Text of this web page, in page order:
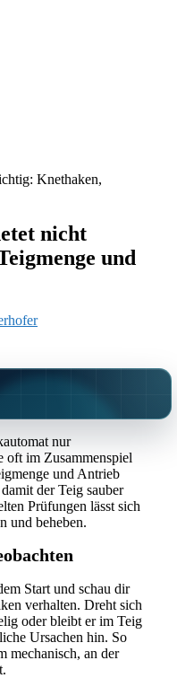
nicht
und
nur
oft im Zusammenspiel
und Antrieb
der Teig sauber
Prüfungen lässt sich
und beheben.
Start und schau dir
verhalten. Dreht sich
oder bleibt er im Teig
Ursachen hin. So
mechanisch, an der